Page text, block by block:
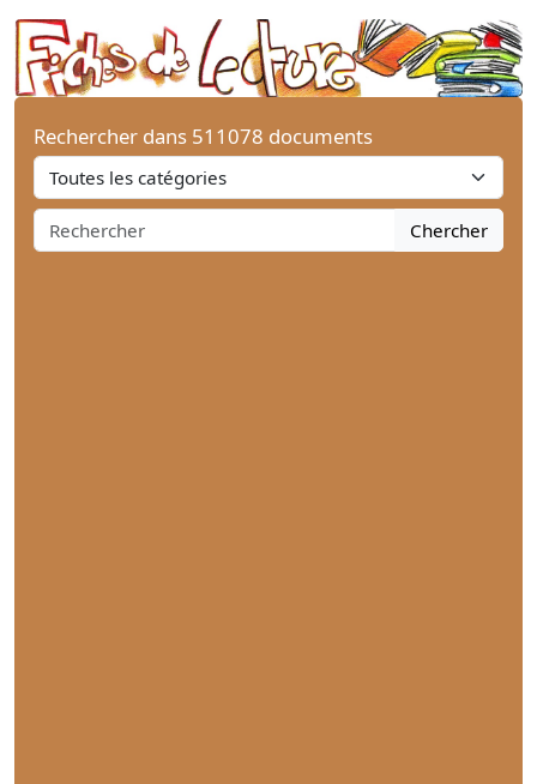
Rechercher dans 511078 documents
Chercher